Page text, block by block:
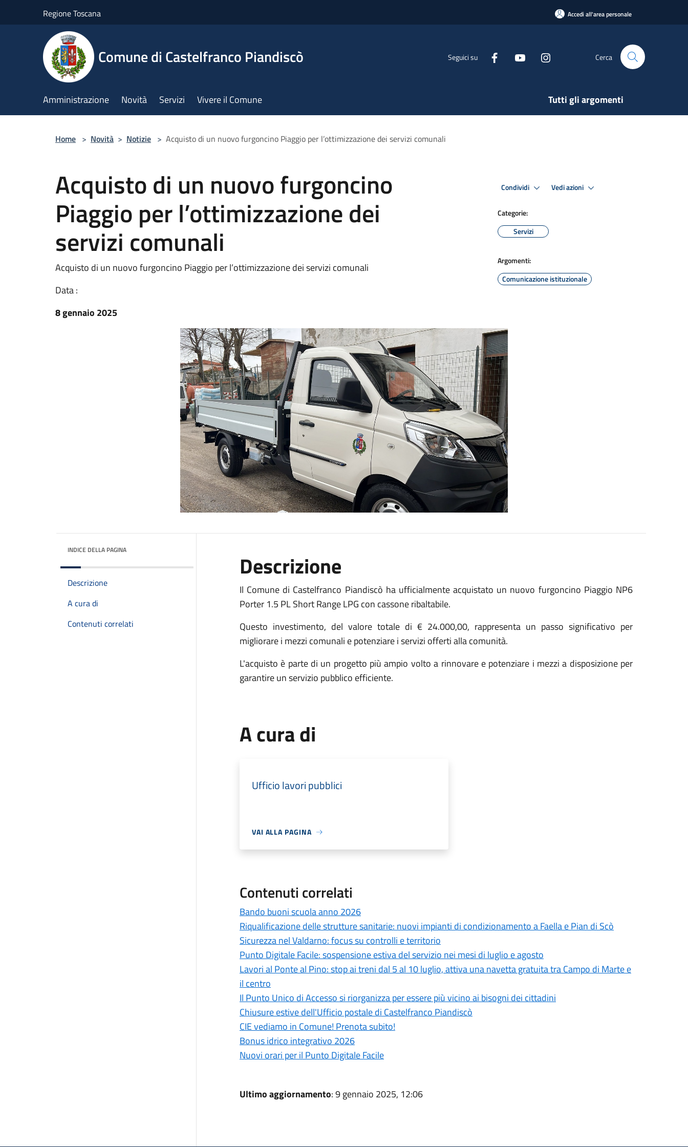
Regione Toscana Accedi all'area personale
Comune di Castelfranco Piandiscò Seguici su Cerca
Amministrazione Novità Servizi Vivere il Comune Tutti gli argomenti
Home > Novità > Notizie > Acquisto di un nuovo furgoncino Piaggio per l’ottimizzazione dei servizi comunali
Acquisto di un nuovo furgoncino
Piaggio per l’ottimizzazione dei
servizi comunali
Acquisto di un nuovo furgoncino Piaggio per l’ottimizzazione dei servizi comunali
Data :
8 gennaio 2025
Condividi Vedi azioni
Categorie:
Servizi
Argomenti:
Comunicazione istituzionale
INDICE DELLA PAGINA
Descrizione
A cura di
Contenuti correlati
Descrizione
Il Comune di Castelfranco Piandiscò ha ufficialmente acquistato un nuovo furgoncino Piaggio NP6
Porter 1.5 PL Short Range LPG con cassone ribaltabile.
Questo investimento, del valore totale di € 24.000,00, rappresenta un passo significativo per
migliorare i mezzi comunali e potenziare i servizi offerti alla comunità.
L'acquisto è parte di un progetto più ampio volto a rinnovare e potenziare i mezzi a disposizione per
garantire un servizio pubblico efficiente.
A cura di
Ufficio lavori pubblici
VAI ALLA PAGINA
Contenuti correlati
Bando buoni scuola anno 2026
Riqualificazione delle strutture sanitarie: nuovi impianti di condizionamento a Faella e Pian di Scò
Sicurezza nel Valdarno: focus su controlli e territorio
Punto Digitale Facile: sospensione estiva del servizio nei mesi di luglio e agosto
Lavori al Ponte al Pino: stop ai treni dal 5 al 10 luglio, attiva una navetta gratuita tra Campo di Marte e
il centro
Il Punto Unico di Accesso si riorganizza per essere più vicino ai bisogni dei cittadini
Chiusure estive dell'Ufficio postale di Castelfranco Piandiscò
CIE vediamo in Comune! Prenota subito!
Bonus idrico integrativo 2026
Nuovi orari per il Punto Digitale Facile
Ultimo aggiornamento: 9 gennaio 2025, 12:06